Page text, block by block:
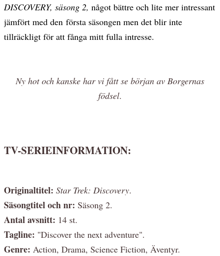
DISCOVERY, säsong 2, något bättre och lite mer intressant
jämfört med den första säsongen men det blir inte
tillräckligt för att fånga mitt fulla intresse.
Ny hot och kanske har vi fått se början av Borgernas
födsel.
TV-SERIEINFORMATION:
Originaltitel: Star Trek: Discovery.
Säsongtitel och nr: Säsong 2.
Antal avsnitt: 14 st.
Tagline: "Discover the next adventure".
Genre: Action, Drama, Science Fiction, Äventyr.